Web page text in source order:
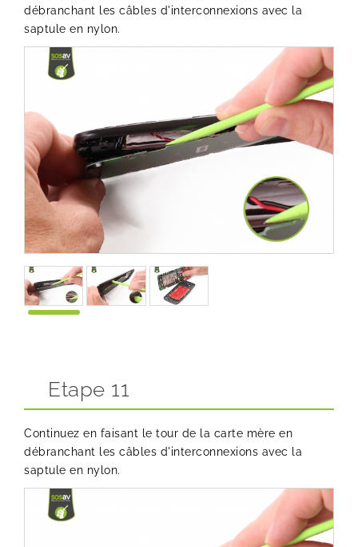
débranchant les câbles d'interconnexions avec la
saptule en nylon.
Etape 11
Continuez en faisant le tour de la carte mère en
débranchant les câbles d'interconnexions avec la
saptule en nylon.